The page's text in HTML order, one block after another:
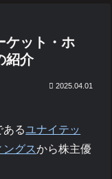
ケット・ホ
紹介
2025.04.01
あるユナイテッ
ングスから株主優